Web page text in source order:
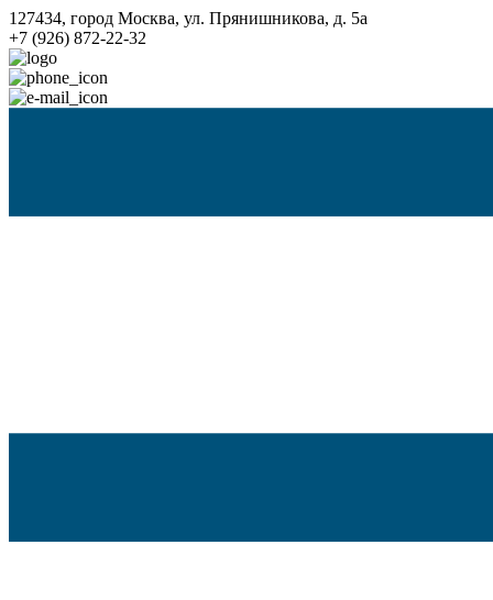
127434, город Москва, ул. Прянишникова, д. 5а
+7 (926) 872-22-32